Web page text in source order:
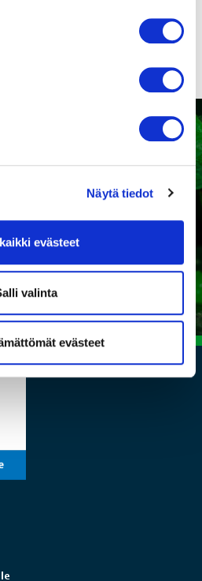
Näytä tiedot
evästeet
valinta
evästeet
tukea sopivan